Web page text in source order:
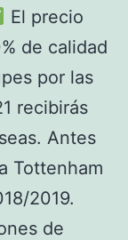
El precio
de calidad
por las
recibirás
Antes
Tottenham
2019.
de